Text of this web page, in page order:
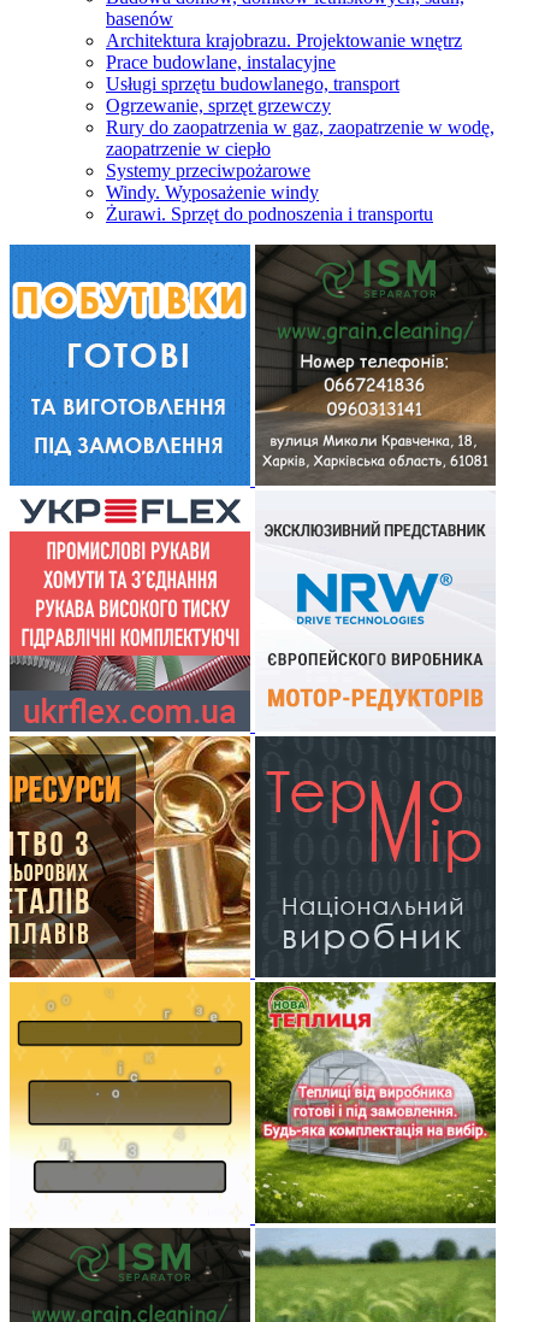
basenów
Architektura krajobrazu. Projektowanie wnętrz
Prace budowlane, instalacyjne
Usługi sprzętu budowlanego, transport
Ogrzewanie, sprzęt grzewczy
Rury do zaopatrzenia w gaz, zaopatrzenie w wodę,
zaopatrzenie w ciepło
Systemy przeciwpożarowe
Windy. Wyposażenie windy
Żurawi. Sprzęt do podnoszenia i transportu